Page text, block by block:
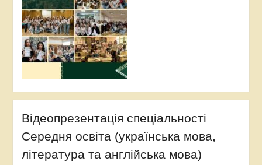
Відеопрезентація спеціальності
Середня освіта (українська мова,
література та англійська мова)